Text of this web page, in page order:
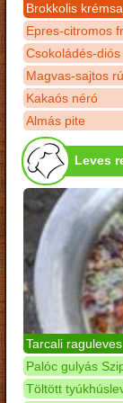
Brokkolis
Epres-citromos
Csokoládés-
Magvas-sajtos
Kakaós néró
Almás pite
Leves
Tarcali raguleves
Palóc gulyás
Töltött